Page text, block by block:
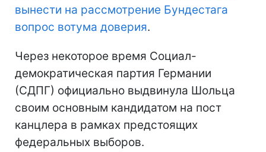
вынести на рассмотрение Бундестага
вопрос вотума доверия.
Через некоторое время Социал-
демократическая партия Германии
(СДПГ) официально выдвинула Шольца
своим основным кандидатом на пост
канцлера в рамках предстоящих
федеральных выборов.